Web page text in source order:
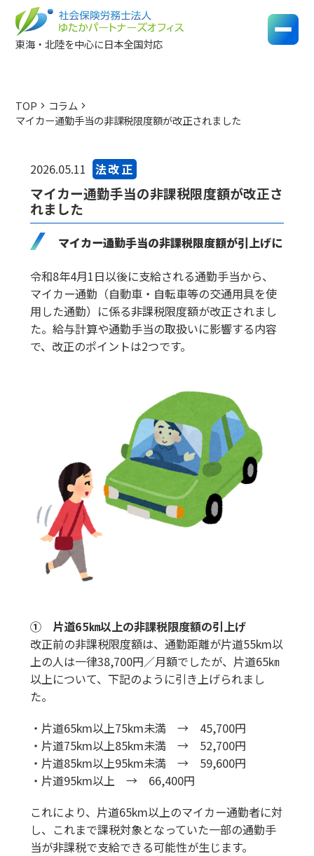
東海・北陸を中心に日本全国対応
TOP chevron_right コラム chevron_right
マイカー通勤手当の非課税限度額が改正されました
2026.05.11 法改正
マイカー通勤手当の非課税限度額が改正さ
れました
マイカー通勤手当の非課税限度額が引上げに
令和8年4月1日以後に支給される通勤手当から、
マイカー通勤（自動車・自転車等の交通用具を使
用した通勤）に係る非課税限度額が改正されまし
た。給与計算や通勤手当の取扱いに影響する内容
で、改正のポイントは2つです。
① 片道65㎞以上の非課税限度額の引上げ
改正前の非課税限度額は、通勤距離が片道55km以
上の人は一律38,700円／月額でしたが、片道65㎞
以上について、下記のように引き上げられまし
た。
・片道65km以上75km未満 → 45,700円
・片道75km以上85km未満 → 52,700円
・片道85km以上95km未満 → 59,600円
・片道95km以上 → 66,400円
これにより、片道65km以上のマイカー通勤者に対
し、これまで課税対象となっていた一部の通勤手
当が非課税で支給できる可能性が生じます。